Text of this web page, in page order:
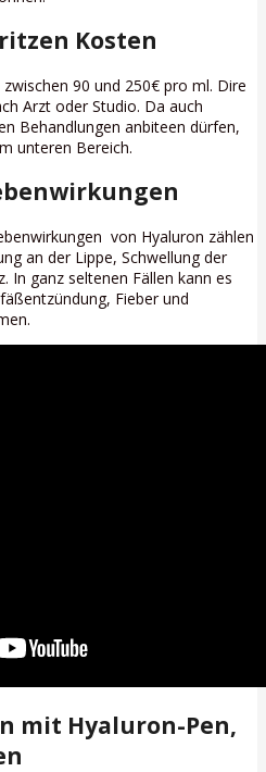
Kosten
90 und 250€ pro ml. Dire
Arzt oder Studio. Da auch
Behandlungen anbiteen dürfen,
unteren Bereich.
von Hyaluron zählen
an der Lippe, Schwellung der
In ganz seltenen Fällen kann es
Fieber und
mit Hyaluron-Pen,